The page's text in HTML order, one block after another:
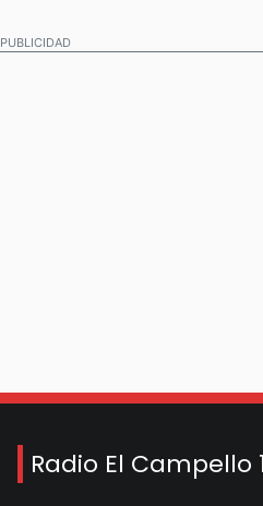
PUBLICIDAD
Radio El Campello